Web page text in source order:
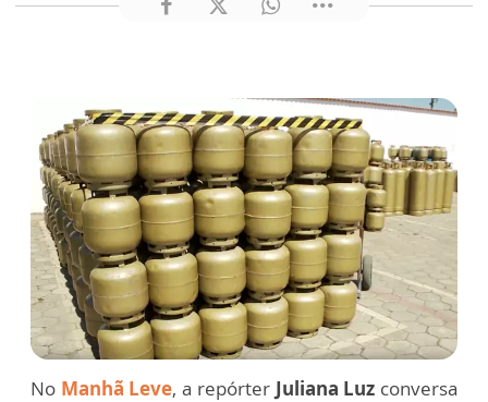
No Manhã Leve, a repórter Juliana Luz conversa